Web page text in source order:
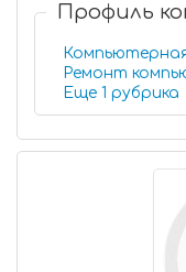
Профиль
Ремонт
Еще 1 рубрика